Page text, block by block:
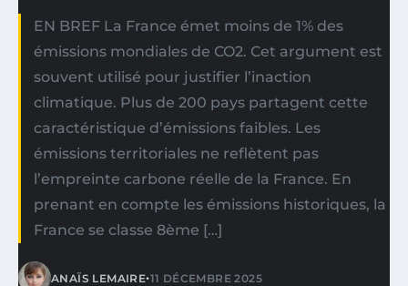
EN BREF La France émet moins de 1% des
émissions mondiales de CO2. Cet argument est
souvent utilisé pour justifier l’inaction
climatique. Plus de 200 pays partagent cette
caractéristique d’émissions faibles. Les
émissions territoriales ne reflètent pas
l’empreinte carbone réelle de la France. En
prenant en compte les émissions historiques, la
France se classe 8ème […]
ANAÏS LEMAIRE•11 DÉCEMBRE 2025